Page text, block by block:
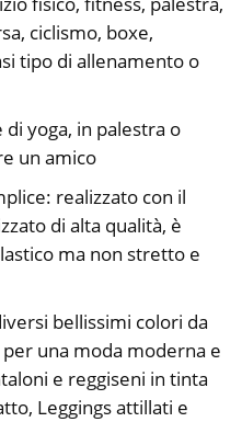
ciclismo, boxe,
tipo di allenamento o
yoga, in palestra o
un amico
realizzato con il
di alta qualità, è
ma non stretto e
bellissimi colori da
una moda moderna e
e reggiseni in tinta
Leggings attillati e